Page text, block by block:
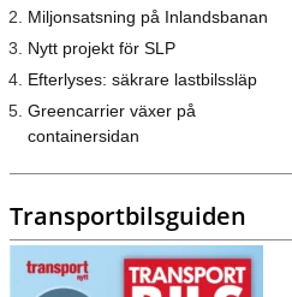
Miljonsatsning på Inlandsbanan
Nytt projekt för SLP
Efterlyses: säkrare lastbilssläp
Greencarrier växer på
containersidan
Transportbilsguiden